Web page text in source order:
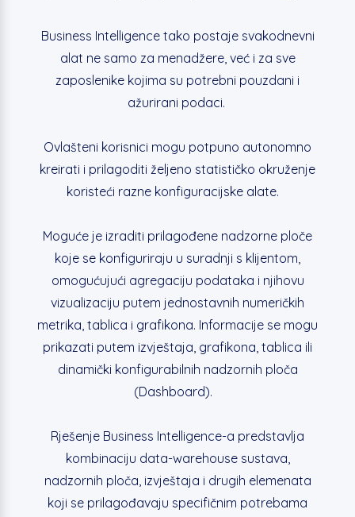
Business Intelligence tako postaje svakodnevni
alat ne samo za menadžere, već i za sve
zaposlenike kojima su potrebni pouzdani i
ažurirani podaci.
Ovlašteni korisnici mogu potpuno autonomno
kreirati i prilagoditi željeno statističko okruženje
koristeći razne konfiguracijske alate.
Moguće je izraditi prilagođene nadzorne ploče
koje se konfiguriraju u suradnji s klijentom,
omogućujući agregaciju podataka i njihovu
vizualizaciju putem jednostavnih numeričkih
metrika, tablica i grafikona. Informacije se mogu
prikazati putem izvještaja, grafikona, tablica ili
dinamički konfigurabilnih nadzornih ploča
(Dashboard).
Rješenje Business Intelligence-a predstavlja
kombinaciju data-warehouse sustava,
nadzornih ploča, izvještaja i drugih elemenata
koji se prilagođavaju specifičnim potrebama